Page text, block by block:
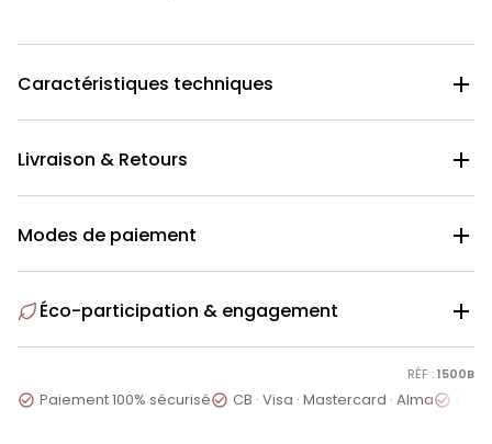
Caractéristiques techniques 
Livraison & Retours 
Modes de paiement 
Éco-participation & engagement 
RÉF :1500B
 Paiement 100% sécurisé CB · Visa · Mastercard · Alma